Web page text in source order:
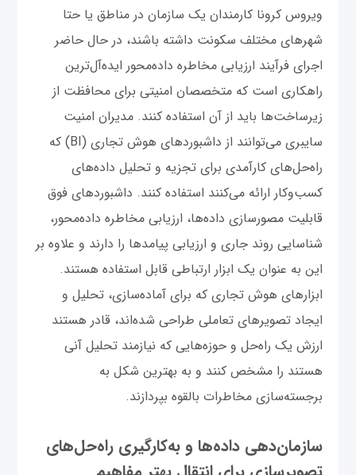
ویروس کرونا کارمندان یک سازمان در مناطق یا حتا
شهرهای مختلف سکونت داشته باشند، در حال حاضر
اجرای فرآیند ارزیابی مخاطره داده‌محور ایده‌آل‌ترین
راهکاری است که متخصصان امنیتی برای محافظت از
زیرساخت‌ها باید از آن استفاده کنند. مدیران امنیت
سایبری می‌توانند از داشبوردهای هوش تجاری (BI) که
راه‌حل‌های کارآمدی برای تجزیه و تحلیل داده‌های
کسب‌وکار ارائه می‌کنند استفاده کنند. داشبوردهای فوق
قابلیت مصورسازی داده‌ها، ارزیابی مخاطره داده‌محور،
شناسایی روند جاری و ارزیابی پیامدها را دارند و علاوه بر
این به عنوان یک ابزار ارتباطی قابل استفاده هستند.
ابزارهای هوش تجاری که برای آماده‌سازی، تحلیل و
ایجاد تصویرهای تعاملی طراحی شده‌اند، قادر هستند
ارزش یک راه‌حل و حوزه‌هایی که نیازمند تحلیل آنی
هستند را مشخص کنند و به بهترین شکل به
برجسته‌سازی مخاطرات بالقوه بپردازند.
سازمان‌دهی داده‌ها و به‌کارگیری راه‌حل‌های